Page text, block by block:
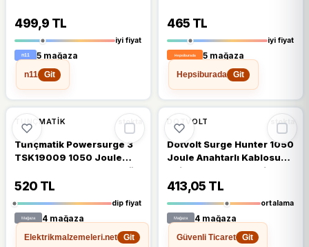
499,9 TL
iyi fiyat
5 mağaza
n11
Git
465 TL
iyi fiyat
5 mağaza
Hepsiburada
Git
%23 %23 DÜŞTÜ
TUNÇMATIK stokta
Tunçmatik Powersurge 3
TSK19009 1050 Joule
Anahtarlı Beyaz 1.5 m 3'lü
Akım Korumalı Priz
520 TL
dip fiyat
4 mağaza
Elektrikmalzemeleri.net
Git
%38 %38 DÜŞTÜ
DOTVOLT stokta
Dotvolt Surge Hunter 1050
Joule Anahtarlı Kablosuz
2'li Akım Korumalı Priz
413,05 TL
ortalama
4 mağaza
Güvenli Ticaret
Git